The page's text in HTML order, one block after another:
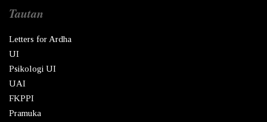
Tautan
Letters for Ardha
UI
Psikologi UI
UAI
FKPPI
Pramuka